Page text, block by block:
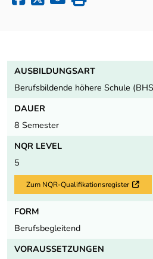
AUSBILDUNGSART
Berufsbildende höhere Schule
DAUER
8 Semester
NQR LEVEL
5
Zum NQR-Qualifikationsregister
FORM
Berufsbegleitend
VORAUSSETZUNGEN